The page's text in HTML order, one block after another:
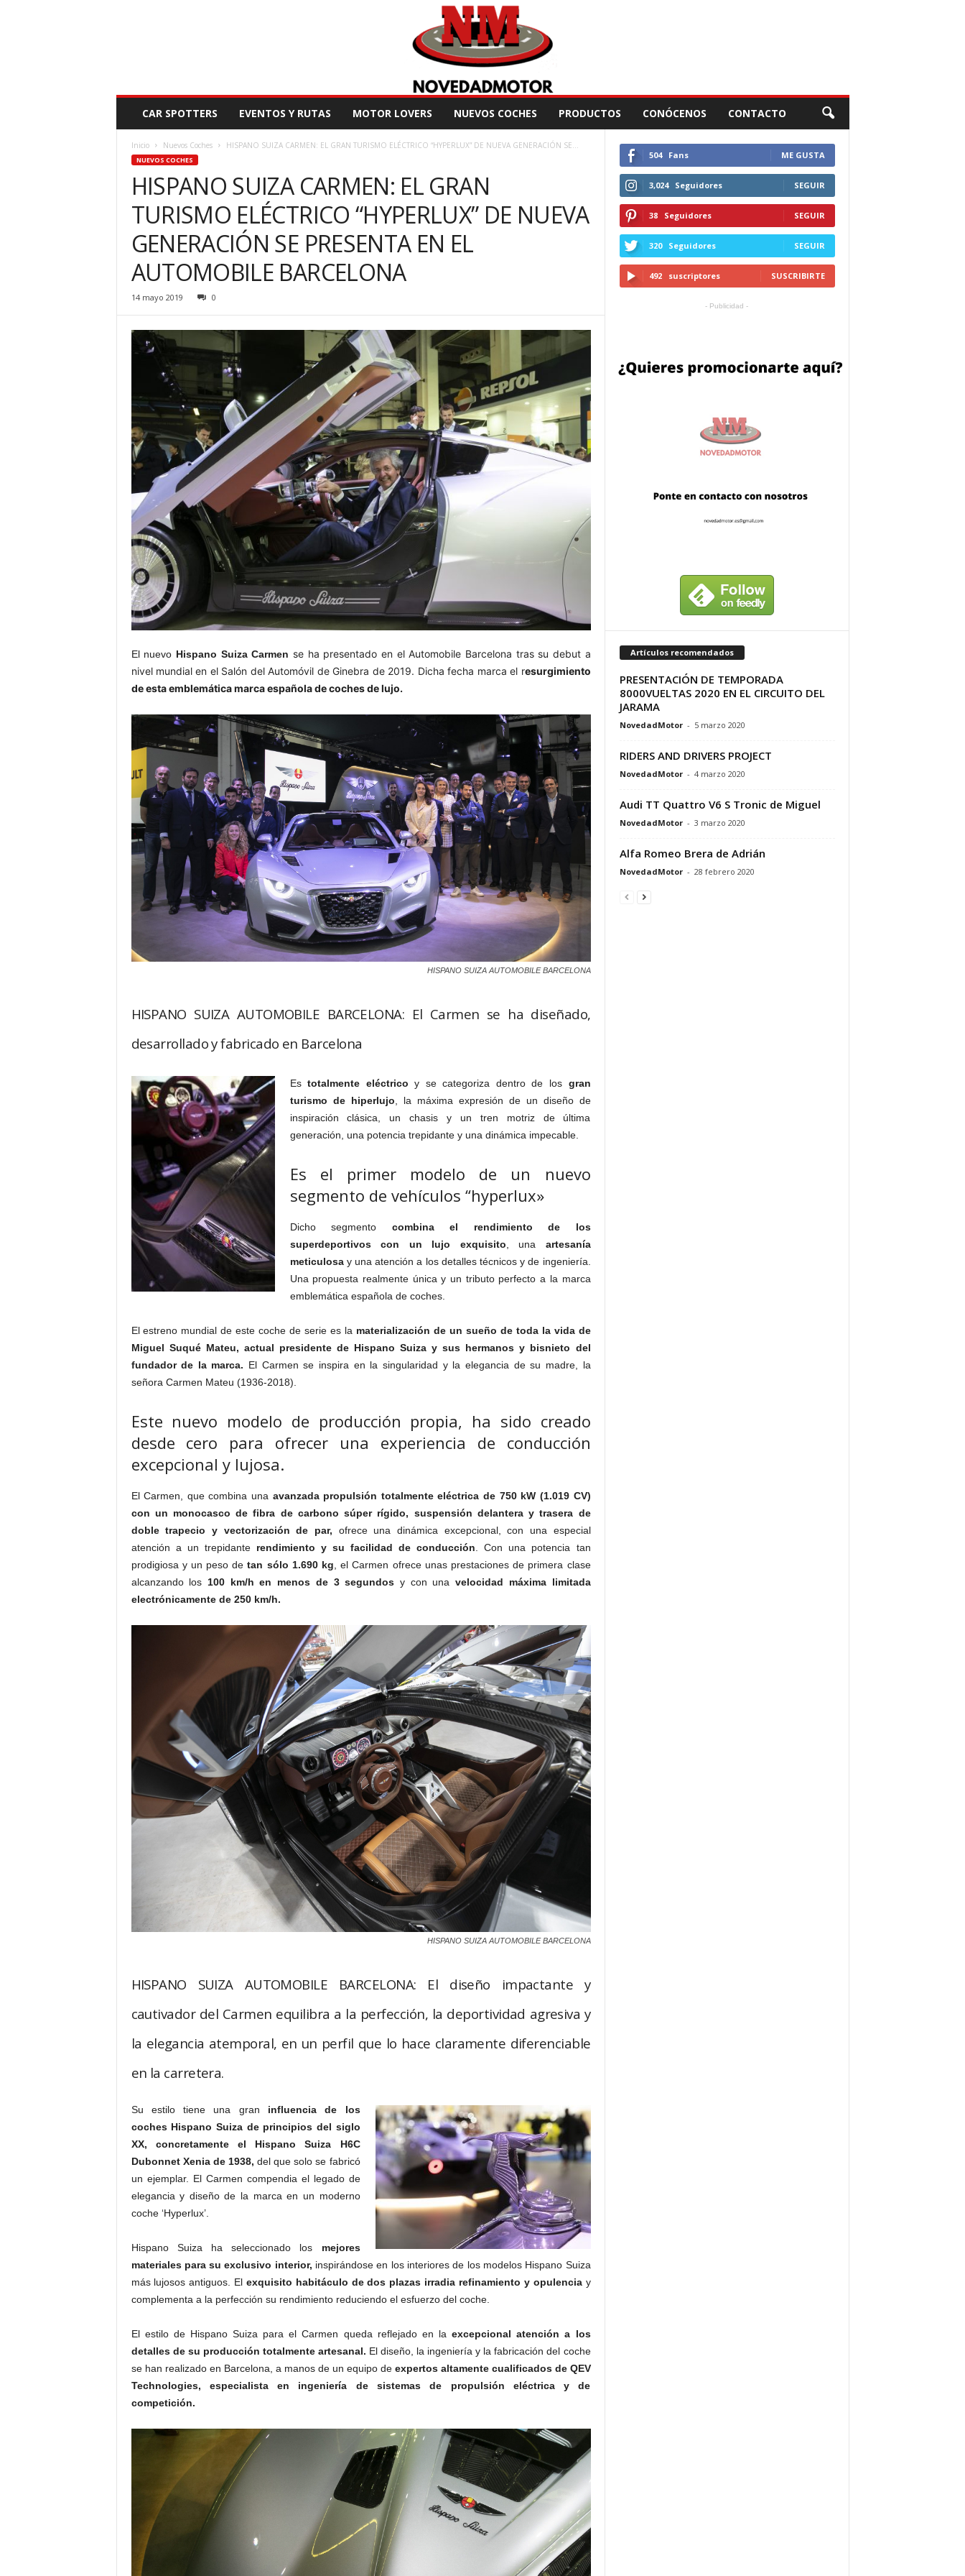
V
CAR SPOTTERS EVENTOS Y RUTAS MOTOR LOVERS NUEVOS COCHES PRODUCTOS CONÓCENOS CONTACTO
Inicio Nuevos Coches HISPANO SUIZA CARMEN: EL GRAN TURISMO ELÉCTRICO “HYPERLUX” DE NUEVA GENERACIÓN SE...
NUEVOS COCHES
HISPANO SUIZA CARMEN: EL GRAN
TURISMO ELÉCTRICO “HYPERLUX” DE NUEVA
GENERACIÓN SE PRESENTA EN EL
AUTOMOBILE BARCELONA
14 mayo 2019 0
El nuevo Hispano Suiza Carmen se ha presentado en el Automobile Barcelona tras su debut a
nivel mundial en el Salón del Automóvil de Ginebra de 2019. Dicha fecha marca el resurgimiento
de esta emblemática marca española de coches de lujo.
HISPANO SUIZA AUTOMOBILE BARCELONA
HISPANO SUIZA AUTOMOBILE BARCELONA: El Carmen se ha diseñado,
desarrollado y fabricado en Barcelona
Estotalmente eléctrico y se categoriza dentro de los gran
turismo de hiperlujo , la máxima expresión de un diseño de
inspiración clásica, un chasis y un tren motriz de última
generación, una potencia trepidante y una dinámica impecable.
Es el primer modelo de un nuevo
segmento de vehículos “hyperlux»
Dicho segmento combina el rendimiento de los
superdeportivos con un lujo exquisito , una artesanía
meticulosay una atención a los detalles técnicos y de ingeniería.
Una propuesta realmente única y un tributo perfecto a la marca
emblemática española de coches.
El estreno mundial de este coche de serie es la materialización de un sueño de toda la vida de
Miguel Suqué Mateu, actual presidente de Hispano Suiza y sus hermanos y bisnieto del
fundador de la marca. El Carmen se inspira en la singularidad y la elegancia de su madre, la
señora Carmen Mateu (1936-2018).
Este nuevo modelo de producción propia, ha sido creado
desde cero para ofrecer una experiencia de conducción
excepcional y lujosa.
El Carmen, que combina una avanzada propulsión totalmente eléctrica de 750 kW (1.019 CV)
con un monocasco de fibra de carbono súper rígido, suspensión delantera y trasera de
doble trapecio y vectorización de par, ofrece una dinámica excepcional, con una especial
atención a un trepidante rendimiento y su facilidad de conducción . Con una potencia tan
prodigiosa y un peso detan sólo 1.690 kg , el Carmen ofrece unas prestaciones de primera clase
alcanzando los 100 km/h en menos de 3 segundos y con unavelocidad máxima limitada
electrónicamente de 250 km/h.
HISPANO SUIZA AUTOMOBILE BARCELONA
HISPANO SUIZA AUTOMOBILE BARCELONA: El diseño impactante y
cautivador del Carmen equilibra a la perfección, la deportividad agresiva y
la elegancia atemporal, en un perfil que lo hace claramente diferenciable
en la carretera.
Su estilo tiene una gran influencia de los
coches Hispano Suiza de principios del siglo
XX, concretamente el Hispano Suiza H6C
Dubonnet Xenia de 1938, del que solo se fabricó
un ejemplar. El Carmen compendia el legado de
elegancia y diseño de la marca en un moderno
coche ‘Hyperlux’.
Hispano Suiza ha seleccionado los mejores
materiales para su exclusivo interior, inspirándose en los interiores de los modelos Hispano Suiza
más lujosos antiguos. El exquisito habitáculo de dos plazas irradia refinamiento y opulenciay
complementa a la perfección su rendimiento reduciendo el esfuerzo del coche.
El estilo de Hispano Suiza para el Carmen queda reflejado en laexcepcional atención a los
detalles de su producción totalmente artesanal. El diseño, la ingeniería y la fabricación del coche
se han realizado en Barcelona, a manos de un equipo de expertos altamente cualificados de QEV
Technologies, especialista en ingeniería de sistemas de propulsión eléctrica y de
competición.
504 Fans ME GUSTA
3,024 Seguidores SEGUIR
38 Seguidores SEGUIR
320 Seguidores SEGUIR
492 suscriptores SUSCRIBIRTE
- Publicidad -
Artículos recomendados
PRESENTACIÓN DE TEMPORADA
8000VUELTAS 2020 EN EL CIRCUITO DEL
JARAMA
NovedadMotor - 5 marzo 2020
RIDERS AND DRIVERS PROJECT
NovedadMotor - 4 marzo 2020
Audi TT Quattro V6 S Tronic de Miguel
NovedadMotor - 3 marzo 2020
Alfa Romeo Brera de Adrián
NovedadMotor - 28 febrero 2020